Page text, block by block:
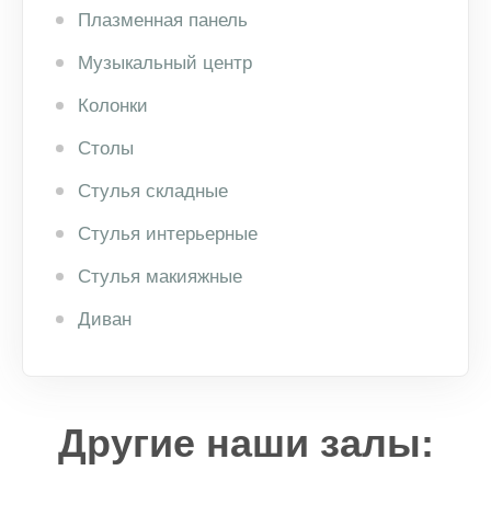
Плазменная панель
Музыкальный центр
Колонки
Столы
Стулья складные
Стулья интерьерные
Стулья макияжные
Диван
Другие наши залы: